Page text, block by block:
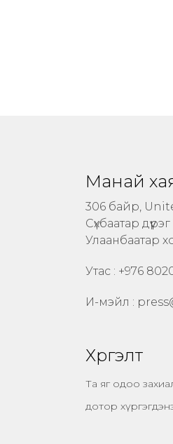
Манай
306 байр,
Сүхбаатар
Улаанбаатар
Утас : +976
И-мэйл :
Хүргэлт
Та яг одоо
дотор